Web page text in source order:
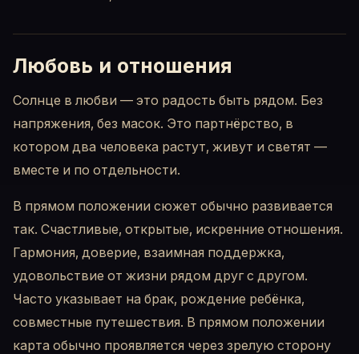
Любовь и отношения
Солнце в любви — это радость быть рядом. Без
напряжения, без масок. Это партнёрство, в
котором два человека растут, живут и светят —
вместе и по отдельности.
В прямом положении сюжет обычно развивается
так. Счастливые, открытые, искренние отношения.
Гармония, доверие, взаимная поддержка,
удовольствие от жизни рядом друг с другом.
Часто указывает на брак, рождение ребёнка,
совместные путешествия. В прямом положении
карта обычно проявляется через зрелую сторону